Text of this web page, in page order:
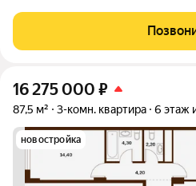
80см ( очень вместительный),
индивидуальному заказу, много
16 275 000 ₽
87,5 м² 3-комн. квартира 6 этаж
новостройка